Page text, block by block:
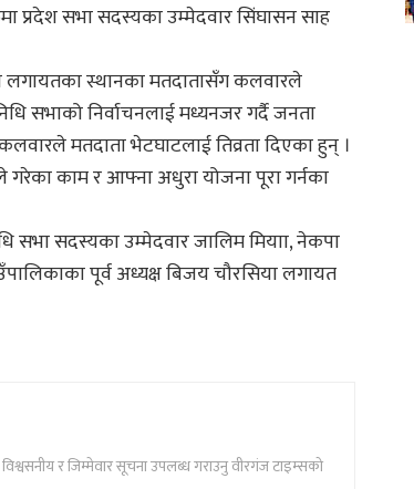
प्रदेश सभा सदस्यका उम्मेदवार सिंघासन साह
लगायतका स्थानका मतदातासँग कलवारले
सभाको निर्वाचनलाई मध्यनजर गर्दै जनता
मतदाता भेटघाटलाई तिव्रता दिएका हुन् ।
काम र आफ्ना अधुरा योजना पूरा गर्नका
सभा सदस्यका उम्मेदवार जालिम मियाा, नेकपा
पूर्व अध्यक्ष बिजय चौरसिया लगायत
र जिम्मेवार सूचना उपलब्ध गराउनु वीरगंज टाइम्सको